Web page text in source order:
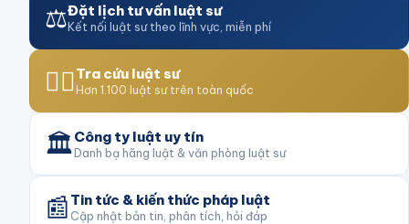
⚖️Đặt lịch tư vấn luật sư
Kết nối luật sư theo lĩnh vực, miễn phí
👨‍⚖️Tra cứu luật sư
Hơn 1.100 luật sư trên toàn quốc
🏛️Công ty luật uy tín
Danh bạ hãng luật & văn phòng luật sư
📰 Tin tức & kiến thức pháp luật
Cập nhật bản tin, phân tích, hỏi đáp